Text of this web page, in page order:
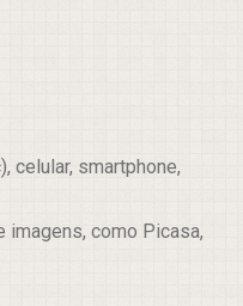
celular, smartphone,
como Picasa,